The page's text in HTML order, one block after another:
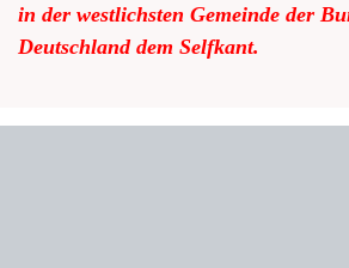
in der westlichsten Gemeinde der
Deutschland dem Selfkant.